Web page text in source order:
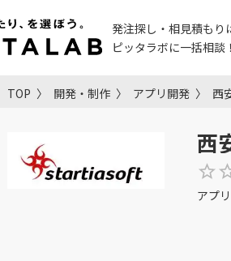
発注探し・相見積もり
ピッタラボに一括相談
TOP 開発・制作 アプリ開発 西
西
アプ